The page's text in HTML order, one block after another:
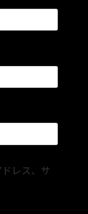
レス、サ